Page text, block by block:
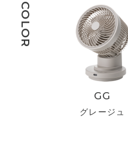
COLOR
GG
グレージュ